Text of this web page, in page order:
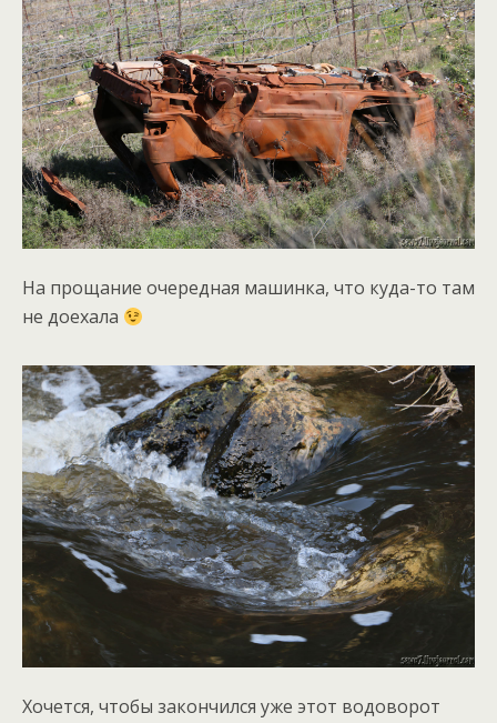
На прощание очередная машинка, что куда-то там
не доехала
Хочется, чтобы закончился уже этот водоворот